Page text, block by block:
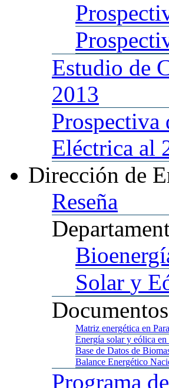
Estudio de
2013
Prospectiva
Eléctrica al
Dirección de
Reseña
Solar y
Documentos
Matriz energética en
Energía solar y eólica en
Base de Datos de
Balance Energético
Programa